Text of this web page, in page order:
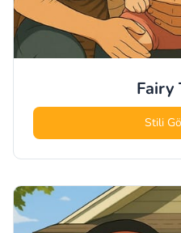
Fairy
Stili